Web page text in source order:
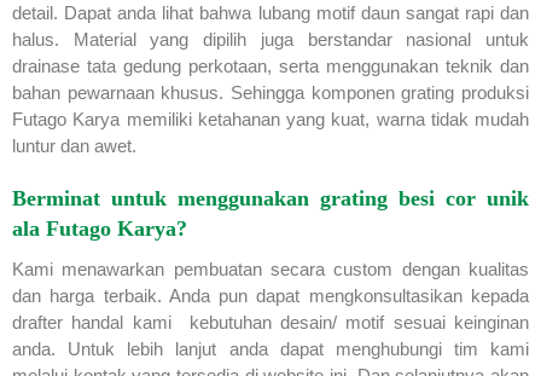
detail. Dapat anda lihat bahwa lubang motif daun sangat rapi dan
halus. Material yang dipilih juga berstandar nasional untuk
drainase tata gedung perkotaan, serta menggunakan teknik dan
bahan pewarnaan khusus. Sehingga komponen grating produksi
Futago Karya memiliki ketahanan yang kuat, warna tidak mudah
luntur dan awet.
Berminat untuk menggunakan grating besi cor unik
ala Futago Karya?
Kami menawarkan pembuatan secara custom dengan kualitas
dan harga terbaik. Anda pun dapat mengkonsultasikan kepada
drafter handal kami kebutuhan desain/ motif sesuai keinginan
anda. Untuk lebih lanjut anda dapat menghubungi tim kami